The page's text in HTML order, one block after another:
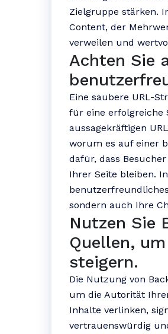
Zielgruppe stärken.
Content, der
verweilen und
Achten Sie
Eine saubere URL-
für eine erfolgreiche
aussagekräftigen
worum es auf einer
dafür, dass
Ihrer Seite bleiben.
sondern auch Ihre
Nutzen Sie
Quellen,
steigern.
Die Nutzung von
um die Autorität
Inhalte verlinken,
vertrauenswürdig